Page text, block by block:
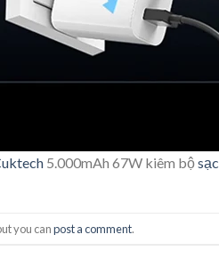
5.000mAh 67W kiêm bộsạc
you canpost a comment.